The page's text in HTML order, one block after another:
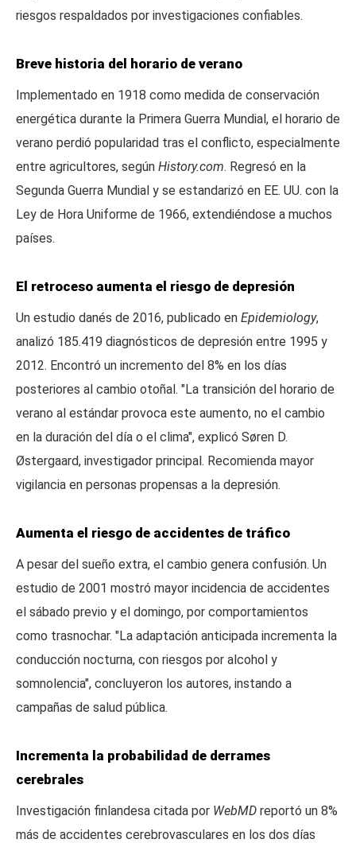
riesgos respaldados por investigaciones confiables.
Breve historia del horario de verano
Implementado en 1918 como medida de conservación
energética durante la Primera Guerra Mundial, el horario de
verano perdió popularidad tras el conflicto, especialmente
entre agricultores, según History.com. Regresó en la
Segunda Guerra Mundial y se estandarizó en EE. UU. con la
Ley de Hora Uniforme de 1966, extendiéndose a muchos
países.
El retroceso aumenta el riesgo de depresión
Un estudio danés de 2016, publicado en Epidemiology,
analizó 185.419 diagnósticos de depresión entre 1995 y
2012. Encontró un incremento del 8% en los días
posteriores al cambio otoñal. "La transición del horario de
verano al estándar provoca este aumento, no el cambio
en la duración del día o el clima", explicó Søren D.
Østergaard, investigador principal. Recomienda mayor
vigilancia en personas propensas a la depresión.
Aumenta el riesgo de accidentes de tráfico
A pesar del sueño extra, el cambio genera confusión. Un
estudio de 2001 mostró mayor incidencia de accidentes
el sábado previo y el domingo, por comportamientos
como trasnochar. "La adaptación anticipada incrementa la
conducción nocturna, con riesgos por alcohol y
somnolencia", concluyeron los autores, instando a
campañas de salud pública.
Incrementa la probabilidad de derrames
cerebrales
Investigación finlandesa citada por WebMD reportó un 8%
más de accidentes cerebrovasculares en los dos días